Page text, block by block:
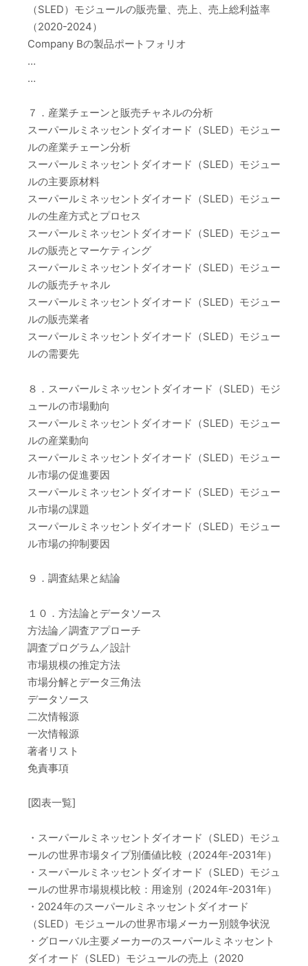
（SLED）モジュールの販売量、売上、売上総利益率
（2020-2024）
Company Bの製品ポートフォリオ
…
…
７．産業チェーンと販売チャネルの分析
スーパールミネッセントダイオード（SLED）モジュー
ルの産業チェーン分析
スーパールミネッセントダイオード（SLED）モジュー
ルの主要原材料
スーパールミネッセントダイオード（SLED）モジュー
ルの生産方式とプロセス
スーパールミネッセントダイオード（SLED）モジュー
ルの販売とマーケティング
スーパールミネッセントダイオード（SLED）モジュー
ルの販売チャネル
スーパールミネッセントダイオード（SLED）モジュー
ルの販売業者
スーパールミネッセントダイオード（SLED）モジュー
ルの需要先
８．スーパールミネッセントダイオード（SLED）モジ
ュールの市場動向
スーパールミネッセントダイオード（SLED）モジュー
ルの産業動向
スーパールミネッセントダイオード（SLED）モジュー
ル市場の促進要因
スーパールミネッセントダイオード（SLED）モジュー
ル市場の課題
スーパールミネッセントダイオード（SLED）モジュー
ル市場の抑制要因
９．調査結果と結論
１０．方法論とデータソース
方法論／調査アプローチ
調査プログラム／設計
市場規模の推定方法
市場分解とデータ三角法
データソース
二次情報源
一次情報源
著者リスト
免責事項
[図表一覧]
・スーパールミネッセントダイオード（SLED）モジュ
ールの世界市場タイプ別価値比較（2024年-2031年）
・スーパールミネッセントダイオード（SLED）モジュ
ールの世界市場規模比較：用途別（2024年-2031年）
・2024年のスーパールミネッセントダイオード
（SLED）モジュールの世界市場メーカー別競争状況
・グローバル主要メーカーのスーパールミネッセント
ダイオード（SLED）モジュールの売上（2020